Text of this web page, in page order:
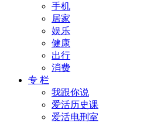
手机
居家
娱乐
健康
出行
消费
专 栏
我跟你说
爱活历史课
爱活电刑室